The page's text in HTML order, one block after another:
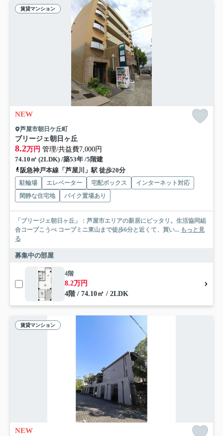
賃貸マンション
NEW
芦屋市朝日ケ丘町
ブリージェ朝日ヶ丘
8.2万円 管理/共益費7,000円
74.10㎡ (2LDK) /築53年 /5階建
阪急神戸本線「芦屋川」駅 徒歩20分
駐輪場 エレベーター 宅配ボックス
インターネット対応
閑静な住宅地
バイク置場あり
「ブリージェ朝日ヶ丘」：芦屋市エリアの新居にピッタリ。生活協同組
合コープこうべ コープミニ東山まで徒歩6分と近くて、買い... もっと見
る
募集中の部屋
4階
8.2万円
4階 / 74.10㎡ / 2LDK
賃貸マンション
NEW